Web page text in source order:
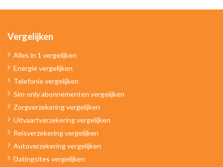
Vergelijken
Alles in 1 vergelijken
Energie vergelijken
Telefonie vergelijken
Sim-only abonnementen vergelijken
Zorgverzekering vergelijken
Uitvaartverzekering vergelijken
Reisverzekering vergelijken
Autoverzekering vergelijken
Datingsites vergelijken